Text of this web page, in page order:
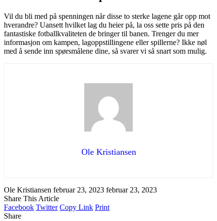
Vil du bli med på spenningen når disse to sterke lagene går opp mot
hverandre? Uansett hvilket lag du heier på, la oss sette pris på den
fantastiske fotballkvaliteten de bringer til banen. Trenger du mer
informasjon om kampen, lagoppstillingene eller spillerne? Ikke nøl
med å sende inn spørsmålene dine, så svarer vi så snart som mulig.
Ole Kristiansen
Ole Kristiansen februar 23, 2023 februar 23, 2023
Share This Article
Facebook Twitter Copy Link Print
Share